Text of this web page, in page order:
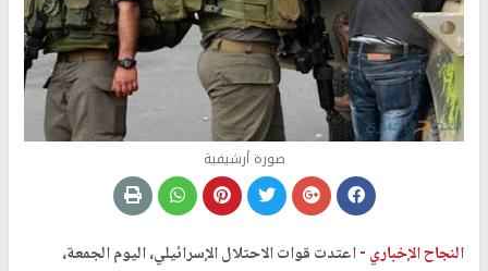
صورة أرشيفية
النجاح الإخباري -اعتدت قوات الاحتلال الإسرائيلي، اليوم الجمعة،